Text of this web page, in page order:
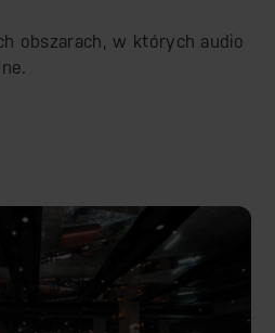
obszarach, w których audio